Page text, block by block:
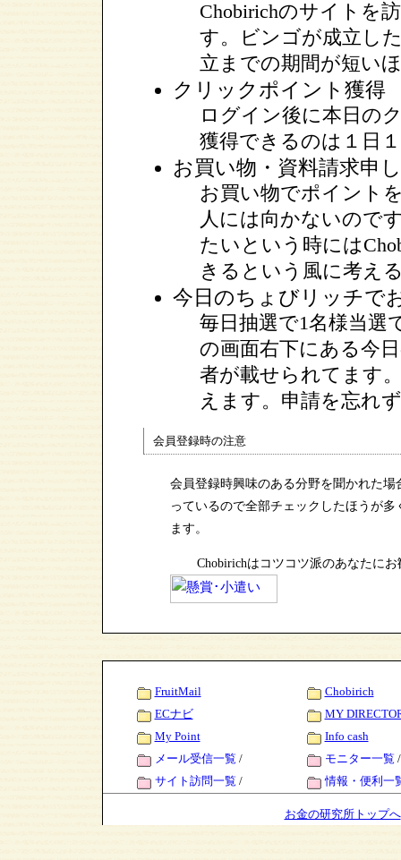
Chobirichのサイトを
す。ビンゴが成立し
立までの期間が短い
クリックポイント獲得
ログイン後に本日の
獲得できるのは１日
お買い物・資料請求申
お買い物でポイント
人には向かないので
たいという時には
きるという風に考え
今日のちょびリッチで
毎日抽選で1名様当選
の画面右下にある今
者が載せられてます
えます。申請を忘れ
会員登録時の注意
会員登録時興味のある分野を聞かれた場
っているので全部チェックしたほうが
ます。
Chobirichはコツコツ派のあなたに
FruitMail
Chobirich
ECナビ
MY
My Point
Info cash
メール受信一覧 / モニター一覧 /
サイト訪問一覧 / 情報・便利一
お金の研究所トップへ